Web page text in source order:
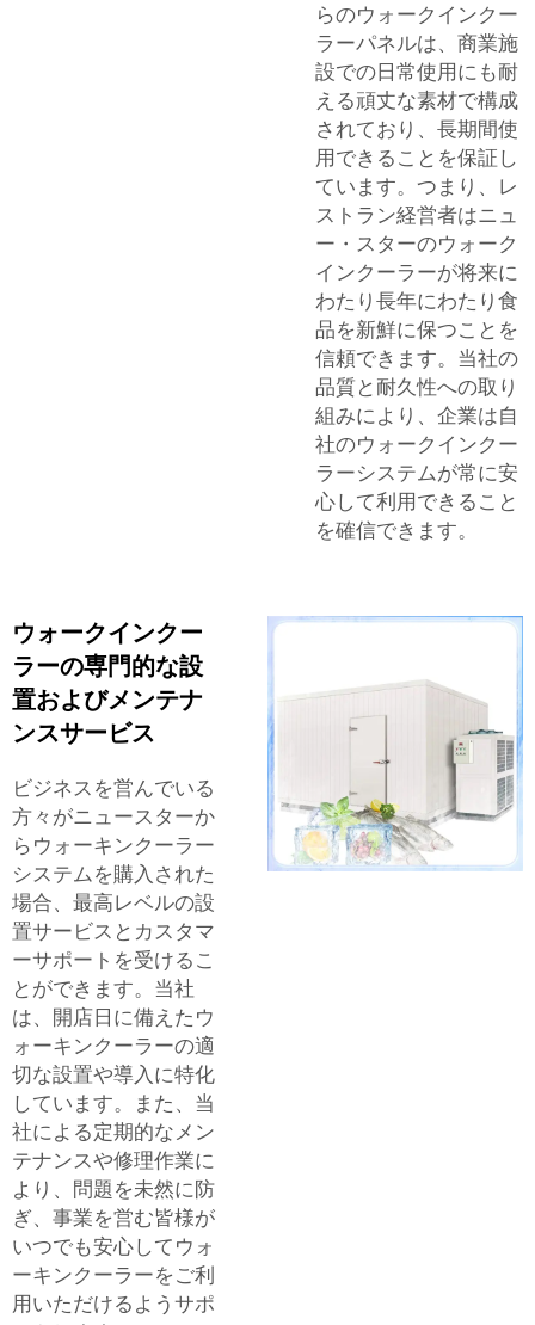
らのウォークインクー
ラーパネルは、商業施
設での日常使用にも耐
える頑丈な素材で構成
されており、長期間使
用できることを保証し
ています。つまり、レ
ストラン経営者はニュ
ー・スターのウォーク
インクーラーが将来に
わたり長年にわたり食
品を新鮮に保つことを
信頼できます。当社の
品質と耐久性への取り
組みにより、企業は自
社のウォークインクー
ラーシステムが常に安
心して利用できること
を確信できます。
ウォークインクー
ラーの専門的な設
置およびメンテナ
ンスサービス
ビジネスを営んでいる
方々がニュースターか
らウォーキンクーラー
システムを購入された
場合、最高レベルの設
置サービスとカスタマ
ーサポートを受けるこ
とができます。当社
は、開店日に備えたウ
ォーキンクーラーの適
切な設置や導入に特化
しています。また、当
社による定期的なメン
テナンスや修理作業に
より、問題を未然に防
ぎ、事業を営む皆様が
いつでも安心してウォ
ーキンクーラーをご利
用いただけるようサポ